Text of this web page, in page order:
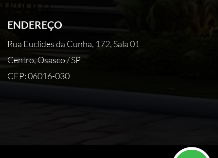
ENDEREÇO
Rua Euclides da Cunha, 172, Sala 01
Centro, Osasco / SP
CEP: 06016-030